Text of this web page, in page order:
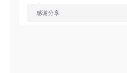
感谢分享